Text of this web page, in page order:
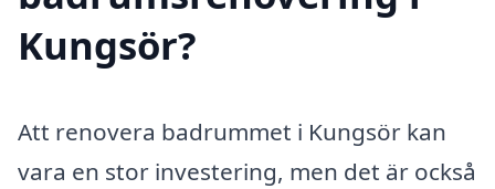
Kungsör?
Att renovera badrummet i Kungsör kan
vara en stor investering, men det är också